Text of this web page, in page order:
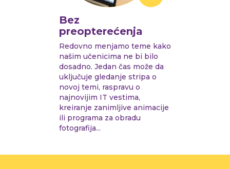
Bez
preopterećenja
Redovno menjamo teme kako
našim učenicima ne bi bilo
dosadno. Jedan čas može da
uključuje gledanje stripa o
novoj temi, raspravu o
najnovijim IT vestima,
kreiranje zanimljive animacije
ili programa za obradu
fotografija...